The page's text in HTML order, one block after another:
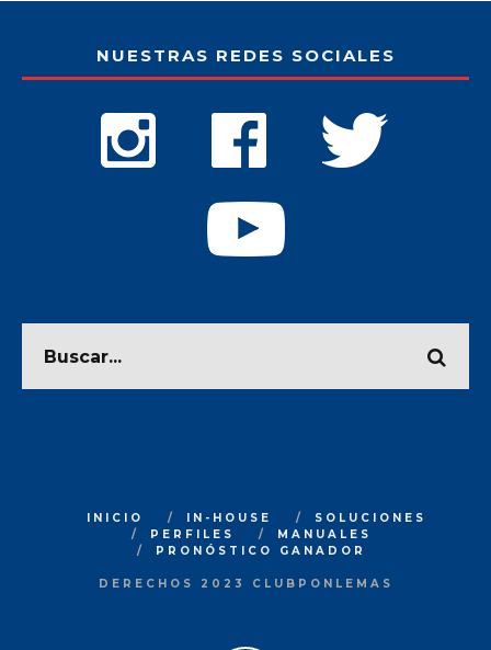
NUESTRAS REDES SOCIALES
INICIO IN-HOUSE
SOLUCIONES
PERFILES
MANUALES
PRONÓSTICO GANADOR
DERECHOS 2023 CLUBPONLEMAS